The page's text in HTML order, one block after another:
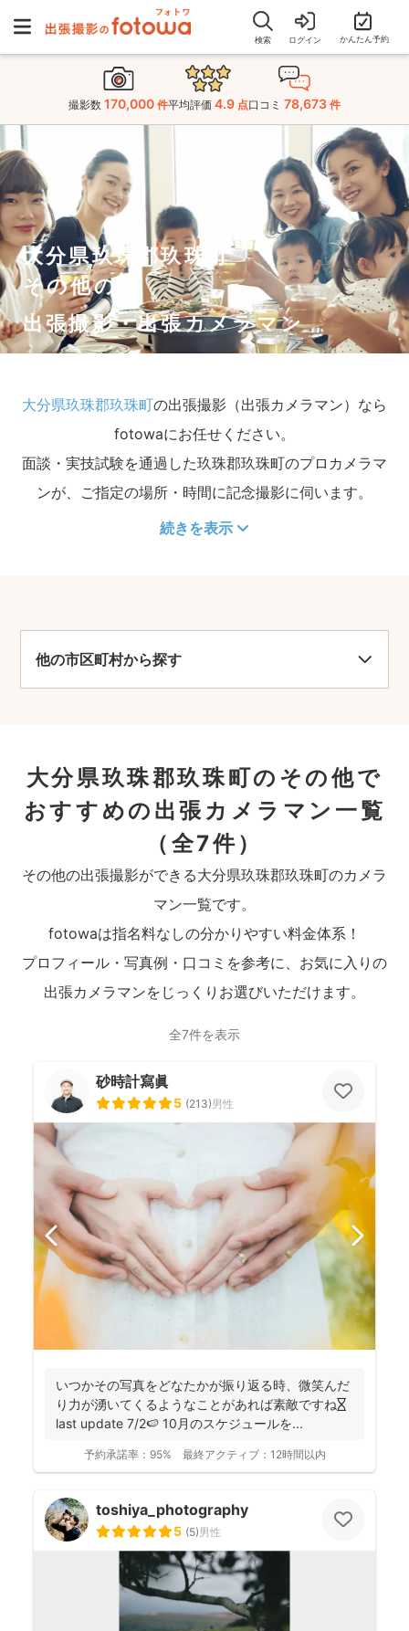
検索 ログイン かんたん予約
撮影数 170,000 件平均評価 4.9 点口コミ 78,673 件
大分県玖珠郡玖珠町
その他の
出張撮影・出張カメラマン
大分県玖珠郡玖珠町の出張撮影（出張カメラマン）なら
fotowaにお任せください。
面談・実技試験を通過した玖珠郡玖珠町のプロカメラマ
ンが、ご指定の場所・時間に記念撮影に伺います。
続きを表示
他の市区町村から探す
大分県玖珠郡玖珠町のその他で
おすすめの出張カメラマン一覧
（全7件）
その他の出張撮影ができる大分県玖珠郡玖珠町のカメラ
マン一覧です。
fotowaは指名料なしの分かりやすい料金体系！
プロフィール・写真例・口コミを参考に、お気に入りの
出張カメラマンをじっくりお選びいただけます。
全7件を表示
砂時計寫眞
5 (213)男性
いつかその写真をどなたかが振り返る時、微笑んだ
り力が湧いてくるようなことがあれば素敵ですね⏳
last update 7/2🍉 10月のスケジュールを...
予約承諾率： 95% 最終アクティブ： 12時間以内
toshiya_photography
5 (5)男性